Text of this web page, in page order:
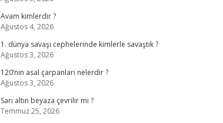
Avam kimlerdir ?
Ağustos 4, 2026
1. dünya savaşı cephelerinde kimlerle savaştık ?
Ağustos 3, 2026
120’nin asal çarpanları nelerdir ?
Ağustos 3, 2026
Sarı altın beyaza çevrilir mi ?
Temmuz 25, 2026